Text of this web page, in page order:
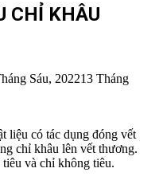
CHỈ KHÂU
Sáu, 202213 Tháng
liệu có tác dụng đóng vết
chỉ khâu lên vết thương.
và chỉ không tiêu.